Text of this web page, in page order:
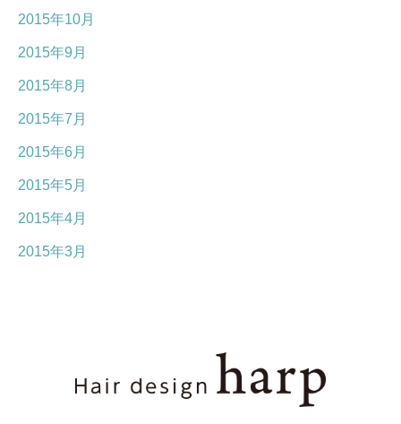
2015年10月
2015年9月
2015年8月
2015年7月
2015年6月
2015年5月
2015年4月
2015年3月